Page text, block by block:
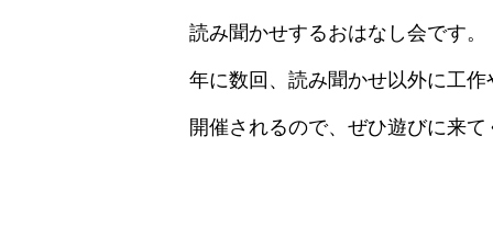
読み聞かせするおはなし会です。
年に数回、読み聞かせ以外に工
開催されるので、ぜひ遊びに来て